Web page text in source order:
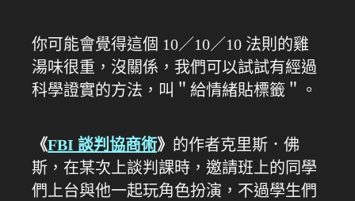
你可能會覺得這個 10／10／10 法則的雞
湯味很重，沒關係，我們可以試試有經過
科學證實的方法，叫＂給情緒貼標籤＂。
《FBI 談判協商術》 的作者克里斯．佛
斯，在某次上談判課時，邀請班上的同學
們上台與他一起玩角色扮演，不過學生們